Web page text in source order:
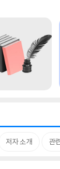
저자 소개 관